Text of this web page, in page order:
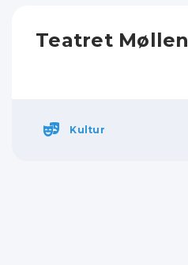
Teatret Møllen
Kultur